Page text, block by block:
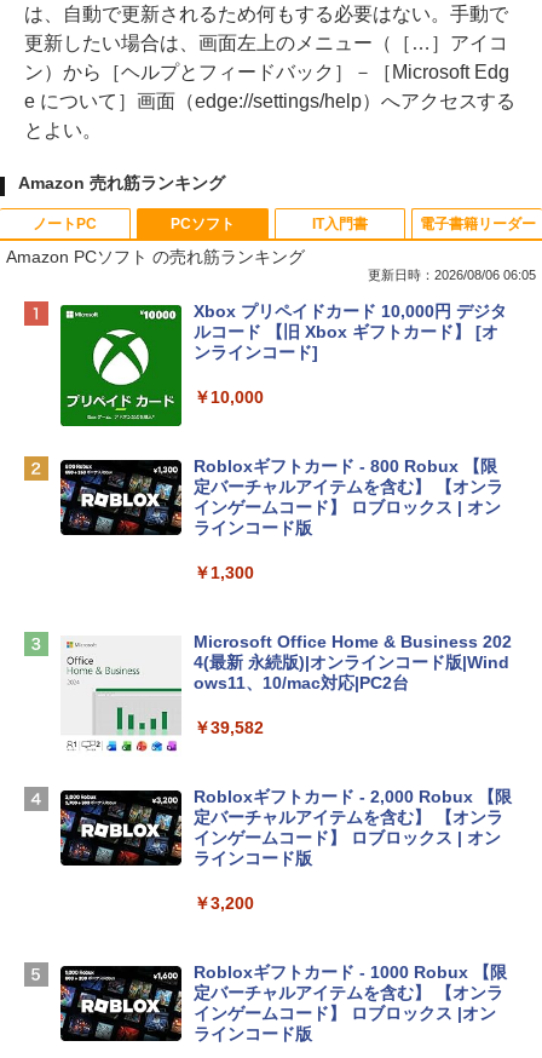
は、自動で更新されるため何もする必要はない。手動で
更新したい場合は、画面左上のメニュー（［…］アイコ
ン）から［ヘルプとフィードバック］－［Microsoft Edg
e について］画面（edge://settings/help）へアクセスする
とよい。
Amazon 売れ筋ランキング
ノートPC
Apple 2026 MacBook Neo A18 Proチッ
プ搭載13インチノートブック：AIとAppl
e Intelligenceのために設計、Liquid Ret
リ、512GB SSDストレージ、1080p Fac
￥137,800
ンケース Dell NEC Lavie ASUS HP dyna
￥2,952
13インチノートブック：AIとApple Intell
TB SSD、12MPセンターフレームカメ
ラ、Touch ID - スカイブルー + 3年延長
AppleCare+ for 13インチMacBook Air
(M5)|ダウンロード版
￥331,701
【Amazon.co.jp限定】 HP ノートパソコ
ン 15-fd 15.6インチ 16GBメモリ 512GB
SSD インテル Core 5
￥129,800
PCソフト
Amazon PCソフト の売れ筋ランキング
更新日時：2026/08/06 06:05
Xbox プリペイドカード 10,000円 デジタ
ルコード 【旧 Xbox ギフトカード】 [オ
ンラインコード]
￥10,000
Robloxギフトカード - 800 Robux 【限
定バーチャルアイテムを含む】 【オンラ
インゲームコード】 ロブロックス | オン
ラインコード版
￥1,300
Microsoft Office Home & Business 202
4(最新 永続版)|オンラインコード版|Wind
ows11、10/mac対応|PC2台
￥39,582
Robloxギフトカード - 2,000 Robux 【限
定バーチャルアイテムを含む】 【オンラ
インゲームコード】 ロブロックス | オン
ラインコード版
￥3,200
Robloxギフトカード - 1000 Robux 【限
定バーチャルアイテムを含む】 【オンラ
インゲームコード】 ロブロックス |オン
ラインコード版
IT入門書 電子書籍リーダー